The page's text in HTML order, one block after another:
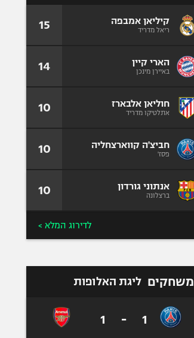
קיליאן אמבפה
ריאל מדריד 15
הארי קיין
באיירן מינכן 14
חוליאן אלבארז
אתלטיקו מדריד 10
חביצ'ה קווארצחליה
פסז' 10
אנתוני גורדון
ברצלונה 10
לדירוג המלא >
משחקים ליגת האלופות
1
-
1